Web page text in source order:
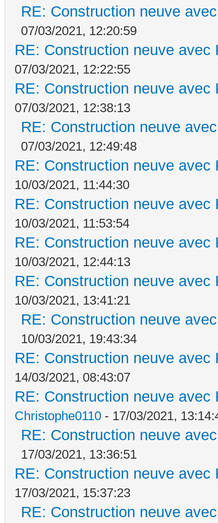
RE: Construction neuve
07/03/2021, 12:20:59
RE: Construction neuve avec
07/03/2021, 12:22:55
RE: Construction neuve avec
07/03/2021, 12:38:13
RE: Construction neuve
07/03/2021, 12:49:48
RE: Construction neuve avec
10/03/2021, 11:44:30
RE: Construction neuve avec
10/03/2021, 11:53:54
RE: Construction neuve avec
10/03/2021, 12:44:13
RE: Construction neuve avec
10/03/2021, 13:41:21
RE: Construction neuve
10/03/2021, 19:43:34
RE: Construction neuve avec
14/03/2021, 08:43:07
RE: Construction neuve avec
Christophe0110 - 17/03/2021,
RE: Construction neuve
17/03/2021, 13:36:51
RE: Construction neuve avec
17/03/2021, 15:37:23
RE: Construction neuve